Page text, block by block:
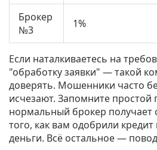
Брокер
№3
1%
Если наталкиваетесь на
"обработку заявки" — такой
доверять. Мошенники часто
исчезают. Запомните простой
нормальный брокер получает
того, как вам одобрили
деньги. Всё остальное —